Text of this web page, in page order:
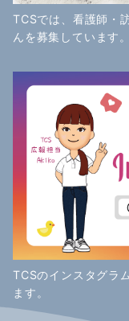
TCSでは、看護師・
んを募集しています。
TCSのインスタグラ
ます。